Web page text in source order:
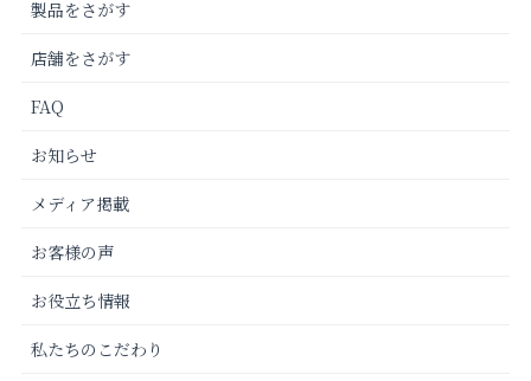
製品をさがす
店舗をさがす
FAQ
お知らせ
メディア掲載
お客様の声
お役立ち情報
私たちのこだわり